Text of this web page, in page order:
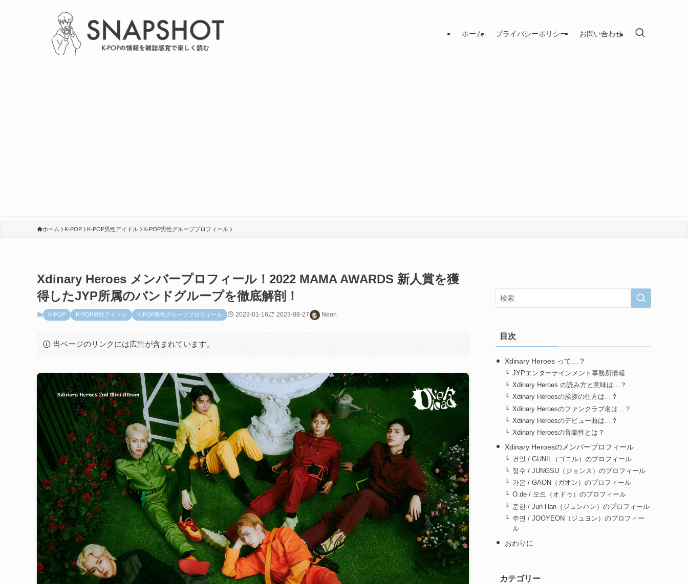
ホーム プライバシーポリシー お問い合わせ
ホーム K-POP K-POP男性アイドル K-POP男性グループプロフィール
Xdinary Heroes メンバープロフィール！2022 MAMA AWARDS 新人賞を獲
得したJYP所属のバンドグループを徹底解剖！
K-POP K-POP男性アイドル K-POP男性グループプロフィール 2023-01-16 2023-08-27 Neon
当ページのリンクには広告が含まれています。
目次
Xdinary Heroes って…？
JYPエンターテインメント事務所情報
Xdinary Heroes の読み方と意味は…？
Xdinary Heroesの挨拶の仕方は…？
Xdinary Heroesのファンクラブ名は…？
Xdinary Heroesのデビュー曲は…？
Xdinary Heroesの音楽性とは？
Xdinary Heroesのメンバープロフィール
건일 / GUNIL（ゴニル）のプロフィール
정수 / JUNGSU（ジョンス）のプロフィール
가온 / GAON（ガオン）のプロフィール
O.de / 오드（オドゥ）のプロフィール
준한 / Jun Han（ジュンハン）のプロフィール
주연 / JOOYEON（ジュヨン）のプロフィー
ル
おわりに
カテゴリー